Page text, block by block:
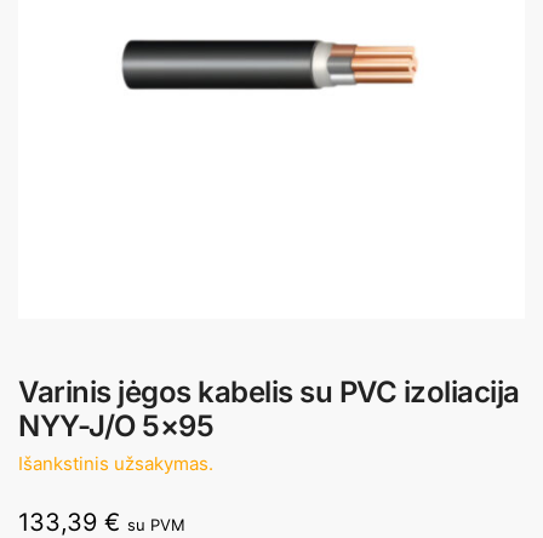
Varinis jėgos kabelis su PVC izoliacija
NYY-J/O 5×95
Išankstinis užsakymas.
133,39 € su PVM